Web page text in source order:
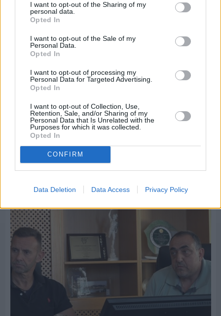
I want to opt-out of the Sharing of my
personal data.
Opted In
I want to opt-out of the Sale of my
Personal Data.
Opted In
I want to opt-out of processing my
Personal Data for Targeted Advertising.
Opted In
I want to opt-out of Collection, Use,
Retention, Sale, and/or Sharing of my
Personal Data that Is Unrelated with the
Purposes for which it was collected.
Opted In
CONFIRM
Data Deletion Data Access Privacy Policy
Πριν 8 ημέρες
Βαρβασίου